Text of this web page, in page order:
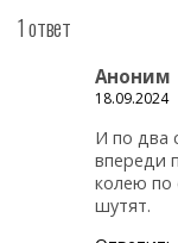
1 ответ
Аноним
18.09.2024
И по два
впереди
колею по
шутят.